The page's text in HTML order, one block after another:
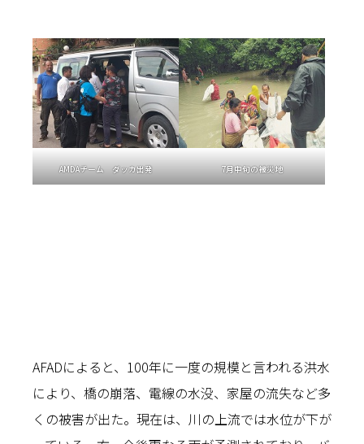
AMDAチーム ダッカ出発 7月中旬の被災地
AFADによると、100年に一度の規模と言われる洪水
により、橋の崩落、電線の水没、家屋の流失など多
くの被害が出た。現在は、川の上流では水位が下が